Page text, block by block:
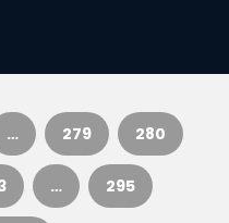
… 279 280
… 295